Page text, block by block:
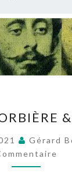
&
CONLIE
Gérard